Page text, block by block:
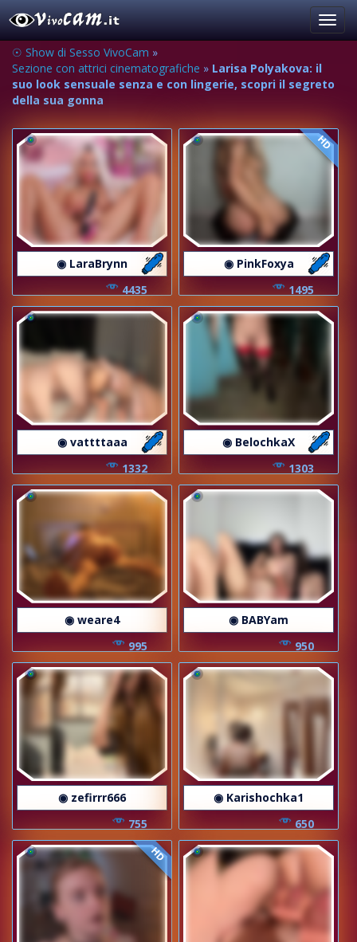
☉ Show di Sesso VivoCam »
Sezione con attrici cinematografiche » Larisa Polyakova: il
suo look sensuale senza e con lingerie, scopri il segreto
della sua gonna
◉ LaraBrynn
4435
HD
◉ PinkFoxya
1495
◉ vattttaaa
1332
◉ BelochkaX
1303
◉ weare4
995
◉ BABYam
950
◉ zefirrr666
755
◉ Karishochka1
650
HD